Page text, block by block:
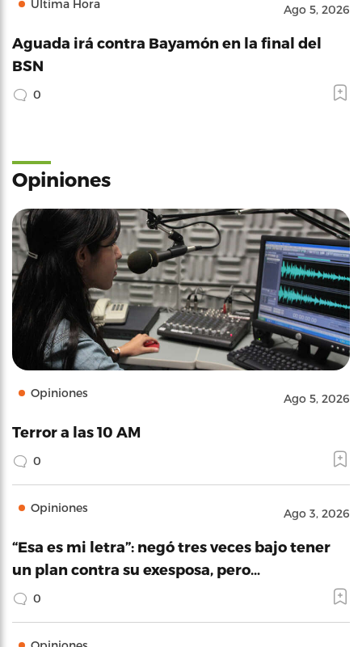
Última Hora Ago 5, 2026
Aguada irá contra Bayamón en la final del
BSN
0
Opiniones
Opiniones Ago 5, 2026
Terror a las 10 AM
0
Opiniones Ago 3, 2026
“Esa es mi letra”: negó tres veces bajo tener
un plan contra su exesposa, pero…
0